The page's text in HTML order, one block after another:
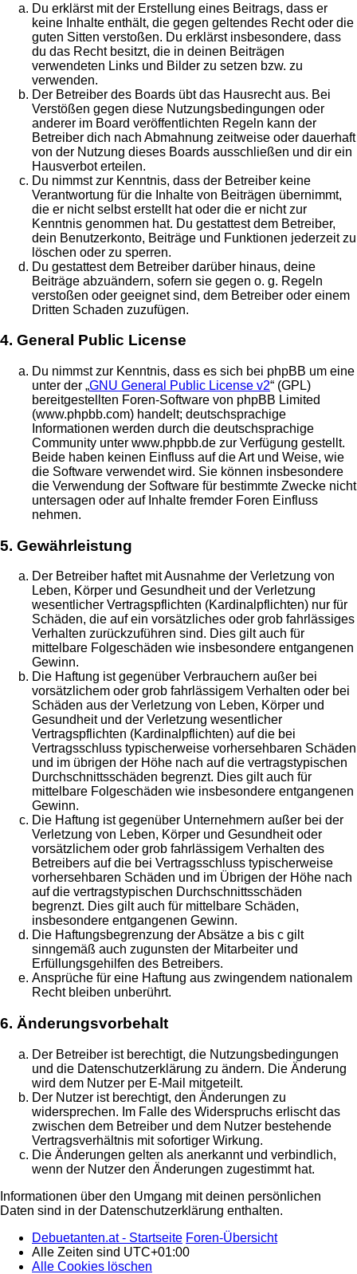
Du erklärst mit der Erstellung eines Beitrags, dass er
keine Inhalte enthält, die gegen geltendes Recht oder die
guten Sitten verstoßen. Du erklärst insbesondere, dass
du das Recht besitzt, die in deinen Beiträgen
verwendeten Links und Bilder zu setzen bzw. zu
verwenden.
Der Betreiber des Boards übt das Hausrecht aus. Bei
Verstößen gegen diese Nutzungsbedingungen oder
anderer im Board veröffentlichten Regeln kann der
Betreiber dich nach Abmahnung zeitweise oder dauerhaft
von der Nutzung dieses Boards ausschließen und dir ein
Hausverbot erteilen.
Du nimmst zur Kenntnis, dass der Betreiber keine
Verantwortung für die Inhalte von Beiträgen übernimmt,
die er nicht selbst erstellt hat oder die er nicht zur
Kenntnis genommen hat. Du gestattest dem Betreiber,
dein Benutzerkonto, Beiträge und Funktionen jederzeit zu
löschen oder zu sperren.
Du gestattest dem Betreiber darüber hinaus, deine
Beiträge abzuändern, sofern sie gegen o. g. Regeln
verstoßen oder geeignet sind, dem Betreiber oder einem
Dritten Schaden zuzufügen.
4. General Public License
Du nimmst zur Kenntnis, dass es sich bei phpBB um eine
unter der „GNU General Public License v2“ (GPL)
bereitgestellten Foren-Software von phpBB Limited
(www.phpbb.com) handelt; deutschsprachige
Informationen werden durch die deutschsprachige
Community unter www.phpbb.de zur Verfügung gestellt.
Beide haben keinen Einfluss auf die Art und Weise, wie
die Software verwendet wird. Sie können insbesondere
die Verwendung der Software für bestimmte Zwecke nicht
untersagen oder auf Inhalte fremder Foren Einfluss
nehmen.
5. Gewährleistung
Der Betreiber haftet mit Ausnahme der Verletzung von
Leben, Körper und Gesundheit und der Verletzung
wesentlicher Vertragspflichten (Kardinalpflichten) nur für
Schäden, die auf ein vorsätzliches oder grob fahrlässiges
Verhalten zurückzuführen sind. Dies gilt auch für
mittelbare Folgeschäden wie insbesondere entgangenen
Gewinn.
Die Haftung ist gegenüber Verbrauchern außer bei
vorsätzlichem oder grob fahrlässigem Verhalten oder bei
Schäden aus der Verletzung von Leben, Körper und
Gesundheit und der Verletzung wesentlicher
Vertragspflichten (Kardinalpflichten) auf die bei
Vertragsschluss typischerweise vorhersehbaren Schäden
und im übrigen der Höhe nach auf die vertragstypischen
Durchschnittsschäden begrenzt. Dies gilt auch für
mittelbare Folgeschäden wie insbesondere entgangenen
Gewinn.
Die Haftung ist gegenüber Unternehmern außer bei der
Verletzung von Leben, Körper und Gesundheit oder
vorsätzlichem oder grob fahrlässigem Verhalten des
Betreibers auf die bei Vertragsschluss typischerweise
vorhersehbaren Schäden und im Übrigen der Höhe nach
auf die vertragstypischen Durchschnittsschäden
begrenzt. Dies gilt auch für mittelbare Schäden,
insbesondere entgangenen Gewinn.
Die Haftungsbegrenzung der Absätze a bis c gilt
sinngemäß auch zugunsten der Mitarbeiter und
Erfüllungsgehilfen des Betreibers.
Ansprüche für eine Haftung aus zwingendem nationalem
Recht bleiben unberührt.
6. Änderungsvorbehalt
Der Betreiber ist berechtigt, die Nutzungsbedingungen
und die Datenschutzerklärung zu ändern. Die Änderung
wird dem Nutzer per E-Mail mitgeteilt.
Der Nutzer ist berechtigt, den Änderungen zu
widersprechen. Im Falle des Widerspruchs erlischt das
zwischen dem Betreiber und dem Nutzer bestehende
Vertragsverhältnis mit sofortiger Wirkung.
Die Änderungen gelten als anerkannt und verbindlich,
wenn der Nutzer den Änderungen zugestimmt hat.
Informationen über den Umgang mit deinen persönlichen
Daten sind in der Datenschutzerklärung enthalten.
Debuetanten.at - Startseite Foren-Übersicht
Alle Zeiten sind UTC+01:00
Alle Cookies löschen